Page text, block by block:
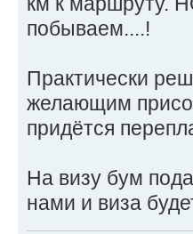
побываем....!
Практически
желающим
придётся
На визу бум
нами и виза